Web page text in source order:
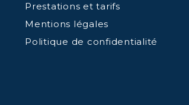
Prestations et tarifs
Mentions légales
Politique de confidentialité